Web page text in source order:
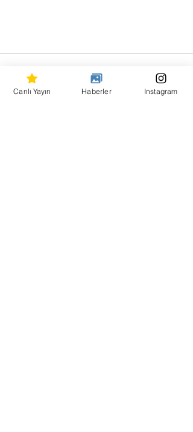
Canlı Yayın Haberler Instagram